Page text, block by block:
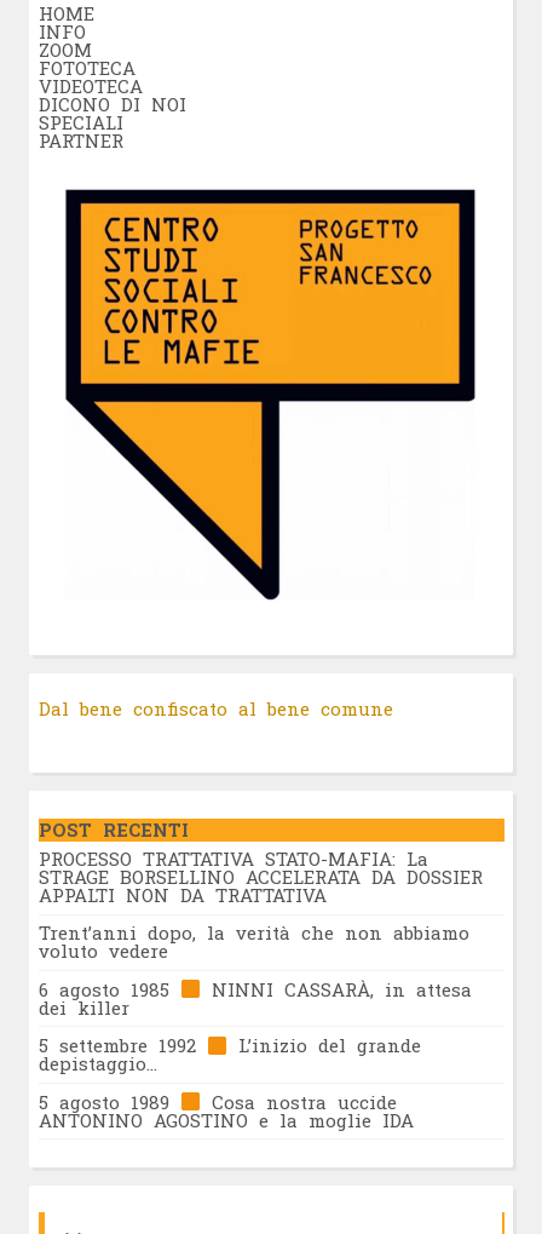
HOME
INFO
ZOOM
FOTOTECA
VIDEOTECA
DICONO DI NOI
SPECIALI
PARTNER
Dal bene confiscato al bene comune
POST RECENTI
PROCESSO TRATTATIVA STATO-MAFIA: La
STRAGE BORSELLINO ACCELERATA DA DOSSIER
APPALTI NON DA TRATTATIVA
Trent’anni dopo, la verità che non abbiamo
voluto vedere
6 agosto 1985
NINNI CASSARÀ, in attesa
dei killer
5 settembre 1992
L’inizio del grande
depistaggio…
5 agosto 1989
Cosa nostra uccide
ANTONINO AGOSTINO e la moglie IDA